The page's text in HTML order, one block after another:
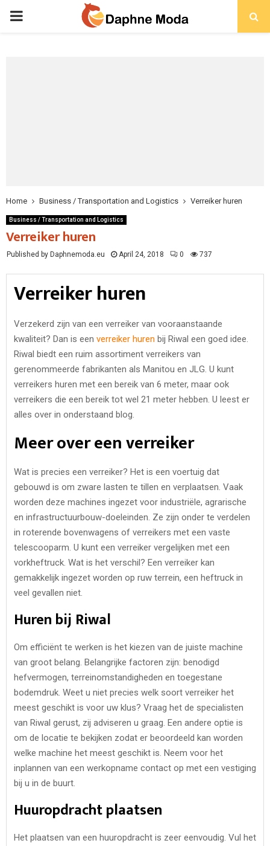
PRIMARY
Home Business / Transportation and Logistics Verreiker huren
Business / Transportation and Logistics
Verreiker huren
Published by Daphnemoda.eu April 24, 2018 0 737
Verreiker huren
Verzekerd zijn van een verreiker van vooraanstaande
kwaliteit? Dan is een verreiker huren bij Riwal een goed idee.
Riwal biedt een ruim assortiment verreikers van
gerenommeerde fabrikanten als Manitou en JLG. U kunt
verreikers huren met een bereik van 6 meter, maar ook
verreikers die een bereik tot wel 21 meter hebben. U leest er
alles over in onderstaand blog.
Meer over een verreiker
Wat is precies een verreiker? Het is een voertuig dat
gebouwd is om zware lasten te tillen en verplaatsen. Vaak
worden deze machines ingezet voor industriële, agrarische
en infrastructuurbouw-doeleinden. Ze zijn onder te verdelen
in roterende bovenwagens of verreikers met een vaste
telescooparm. U kunt een verreiker vergelijken met een
vorkheftruck. Wat is het verschil? Een verreiker kan
gemakkelijk ingezet worden op ruw terrein, een heftruck in
veel gevallen niet.
Huren bij Riwal
Om efficiënt te werken is het kiezen van de juiste machine
van groot belang. Belangrijke factoren zijn: benodigd
hefvermogen, terreinomstandigheden en toegestane
bodemdruk. Weet u niet precies welk soort verreiker het
meest geschikt is voor uw klus? Vraag het de specialisten
van Riwal gerust, zij adviseren u graag. Een andere optie is
om de locatie te bekijken zodat er beoordeeld kan worden
welke machine het meest geschikt is. Neem voor het
inplannen van een werkopname contact op met een vestiging
bij u in de buurt.
Huuropdracht plaatsen
Het plaatsen van een huuropdracht is zeer eenvoudig. Vul het